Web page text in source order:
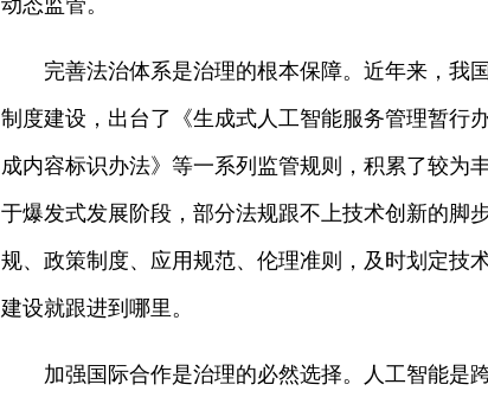
动态监管。
完善法治体系是治理的根本保障。近年来，我
制度建设，出台了《生成式人工智能服务管理暂行
成内容标识办法》等一系列监管规则，积累了较为
于爆发式发展阶段，部分法规跟不上技术创新的脚
规、政策制度、应用规范、伦理准则，及时划定技
建设就跟进到哪里。
加强国际合作是治理的必然选择。人工智能是